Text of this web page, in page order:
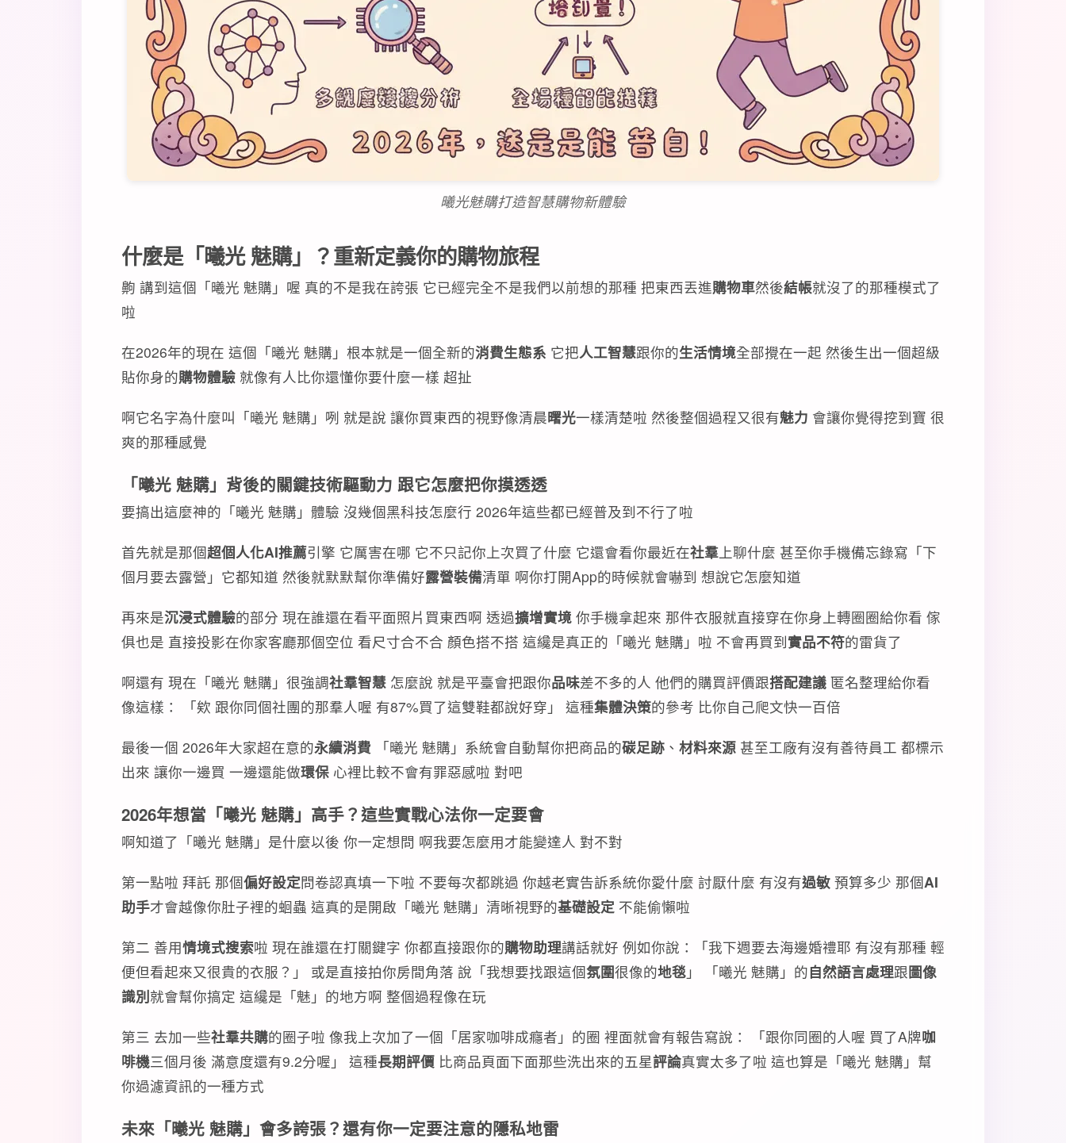
曦光魅購打造智慧購物新體驗
什麼是「曦光 魅購」？重新定義你的購物旅程
齁 講到這個「曦光 魅購」喔 真的不是我在誇張 它已經完全不是我們以前想的那種 把東西丟進購物車然後結帳就沒了的那種模式了
啦
在2026年的現在 這個「曦光 魅購」根本就是一個全新的消費生態系 它把人工智慧跟你的生活情境全部攪在一起 然後生出一個超級
貼你身的購物體驗 就像有人比你還懂你要什麼一樣 超扯
啊它名字為什麼叫「曦光 魅購」咧 就是說 讓你買東西的視野像清晨曙光一樣清楚啦 然後整個過程又很有魅力 會讓你覺得挖到寶 很
爽的那種感覺
「曦光 魅購」背後的關鍵技術驅動力 跟它怎麼把你摸透透
要搞出這麼神的「曦光 魅購」體驗 沒幾個黑科技怎麼行 2026年這些都已經普及到不行了啦
首先就是那個超個人化AI推薦引擎 它厲害在哪 它不只記你上次買了什麼 它還會看你最近在社羣上聊什麼 甚至你手機備忘錄寫「下
個月要去露營」它都知道 然後就默默幫你準備好露營裝備清單 啊你打開App的時候就會嚇到 想說它怎麼知道
再來是沉浸式體驗的部分 現在誰還在看平面照片買東西啊 透過擴增實境 你手機拿起來 那件衣服就直接穿在你身上轉圈圈給你看 傢
俱也是 直接投影在你家客廳那個空位 看尺寸合不合 顏色搭不搭 這纔是真正的「曦光 魅購」啦 不會再買到實品不符的雷貨了
啊還有 現在「曦光 魅購」很強調社羣智慧 怎麼說 就是平臺會把跟你品味差不多的人 他們的購買評價跟搭配建議 匿名整理給你看
像這樣： 「欸 跟你同個社團的那羣人喔 有87%買了這雙鞋都說好穿」 這種集體決策的參考 比你自己爬文快一百倍
最後一個 2026年大家超在意的永續消費 「曦光 魅購」系統會自動幫你把商品的碳足跡 、 材料來源 甚至工廠有沒有善待員工 都標示
出來 讓你一邊買 一邊還能做環保 心裡比較不會有罪惡感啦 對吧
2026年想當「曦光 魅購」高手？這些實戰心法你一定要會
啊知道了「曦光 魅購」是什麼以後 你一定想問 啊我要怎麼用才能變達人 對不對
第一點啦 拜託 那個偏好設定問卷認真填一下啦 不要每次都跳過 你越老實告訴系統你愛什麼 討厭什麼 有沒有過敏 預算多少 那個AI
助手才會越像你肚子裡的蛔蟲 這真的是開啟「曦光 魅購」清晰視野的基礎設定 不能偷懶啦
第二 善用情境式搜索啦 現在誰還在打關鍵字 你都直接跟你的購物助理講話就好 例如你說：「我下週要去海邊婚禮耶 有沒有那種 輕
便但看起來又很貴的衣服？」 或是直接拍你房間角落 說「我想要找跟這個氛圍很像的地毯」 「曦光 魅購」的自然語言處理跟圖像
識別就會幫你搞定 這纔是「魅」的地方啊 整個過程像在玩
第三 去加一些社羣共購的圈子啦 像我上次加了一個「居家咖啡成癮者」的圈 裡面就會有報告寫說： 「跟你同圈的人喔 買了A牌咖
啡機三個月後 滿意度還有9.2分喔」 這種長期評價 比商品頁面下面那些洗出來的五星評論真實太多了啦 這也算是「曦光 魅購」幫
你過濾資訊的一種方式
未來「曦光 魅購」會多誇張？還有你一定要注意的隱私地雷